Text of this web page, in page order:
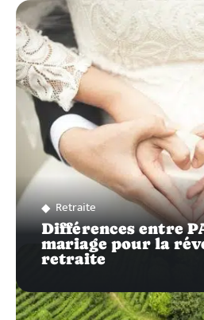
Retraite
Différences entre
mariage pour la
retraite